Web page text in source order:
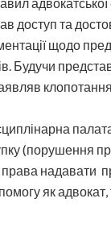
доступ та
щодо
Будучи
(порушення
права
як